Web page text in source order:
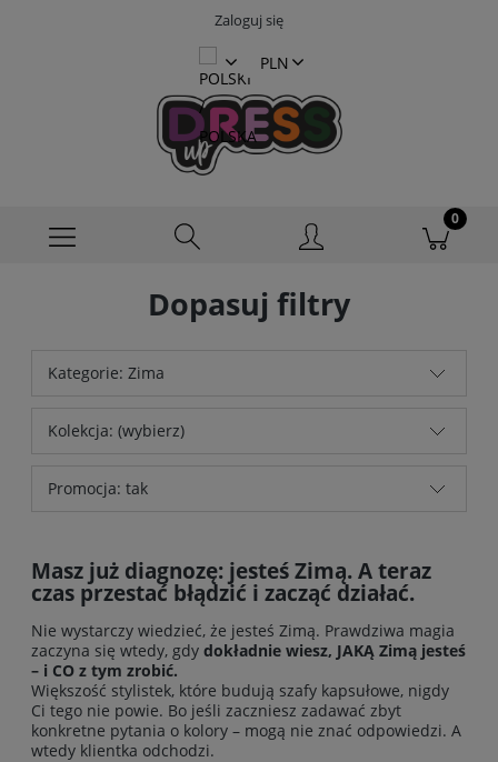
Zaloguj się
Dopasuj filtry
Kategorie: Zima
Kolekcja: (wybierz)
Promocja: tak
Masz już diagnozę: jesteś Zimą. A teraz
czas przestać błądzić i zacząć działać.
Nie wystarczy wiedzieć, że jesteś Zimą. Prawdziwa magia
zaczyna się wtedy, gdy dokładnie wiesz, JAKĄ Zimą jesteś
– i CO z tym zrobić.
Większość stylistek, które budują szafy kapsułowe, nigdy
Ci tego nie powie. Bo jeśli zaczniesz zadawać zbyt
konkretne pytania o kolory – mogą nie znać odpowiedzi. A
wtedy klientka odchodzi.